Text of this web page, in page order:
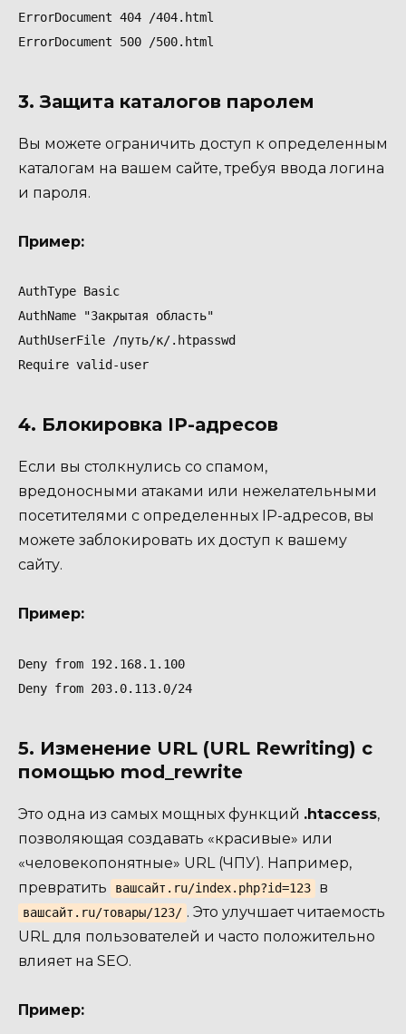
ErrorDocument 404 /404.html
ErrorDocument 500 /500.html
3. Защита каталогов паролем
Вы можете ограничить доступ к определенным
каталогам на вашем сайте, требуя ввода логина
и пароля.
Пример:
AuthType Basic
AuthName "Закрытая область"
AuthUserFile /путь/к/.htpasswd
Require valid-user
4. Блокировка IP-адресов
Если вы столкнулись со спамом,
вредоносными атаками или нежелательными
посетителями с определенных IP-адресов, вы
можете заблокировать их доступ к вашему
сайту.
Пример:
Deny from 192.168.1.100
Deny from 203.0.113.0/24
5. Изменение URL (URL Rewriting) с
помощью mod_rewrite
Это одна из самых мощных функций .htaccess,
позволяющая создавать «красивые» или
«человекопонятные» URL (ЧПУ). Например,
превратить
вашсайт.ru/index.php?id=123 в
вашсайт.ru/товары/123/ . Это улучшает читаемость
URL для пользователей и часто положительно
влияет на SEO.
Пример: